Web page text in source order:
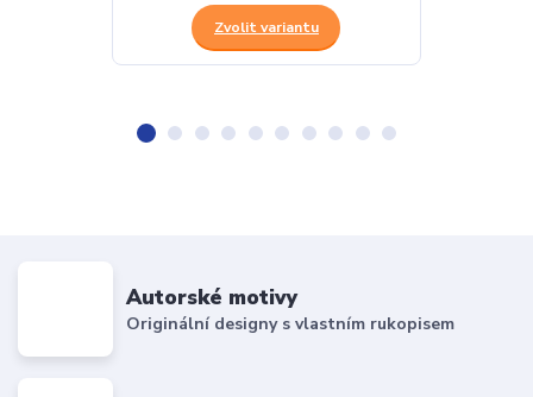
Zvolit variantu
Autorské motivy
Originální designy s vlastním rukopisem